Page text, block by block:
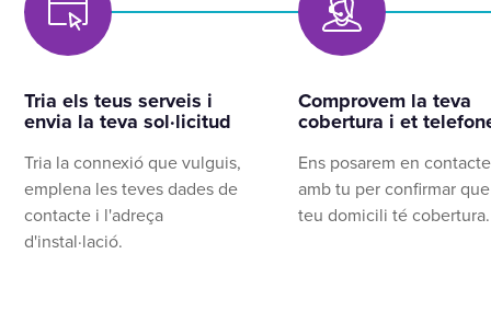
Tria els teus serveis i
envia la teva sol·licitud
Tria la connexió que vulguis,
emplena les teves dades de
contacte i l'adreça
d'instal·lació.
Comprovem la teva
cobertura i et
Ens posarem en contacte
amb tu per confirmar
teu domicili té cobertura.